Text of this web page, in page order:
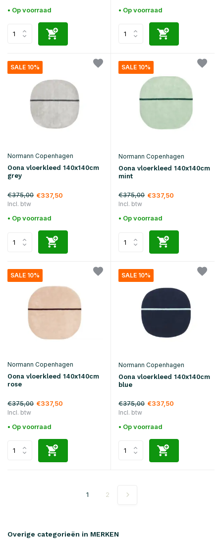
• Op voorraad • Op voorraad
SALE 10%
Normann Copenhagen
Oona vloerkleed 140x140cm
grey
€375,00 €337,50
Incl. btw
• Op voorraad
SALE 10%
Normann Copenhagen
Oona vloerkleed 140x140cm
mint
€375,00 €337,50
Incl. btw
• Op voorraad
SALE 10%
Normann Copenhagen
Oona vloerkleed 140x140cm
rose
€375,00 €337,50
Incl. btw
• Op voorraad
SALE 10%
Normann Copenhagen
Oona vloerkleed 140x140cm
blue
€375,00 €337,50
Incl. btw
• Op voorraad
1 2
Overige categorieën in MERKEN